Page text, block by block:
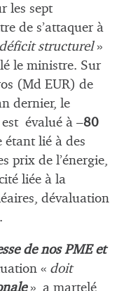
les sept
de s’attaquer à
structurel »
le ministre. Sur
(Md EUR) de
dernier, le
évalué à –80
étant lié à des
prix de l’énergie,
liée à la
dévaluation
de nos PME et
« doit
», a martelé